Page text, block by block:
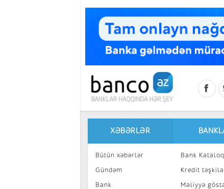
XƏBƏRLƏR
Bütün xəbərlər
Gündəm
Bank
Bank
Kredit
Maliyyə